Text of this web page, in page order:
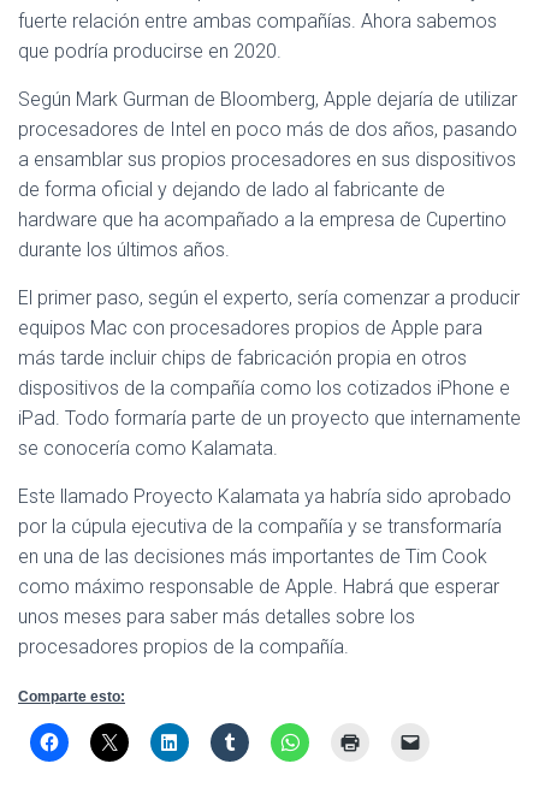
N
fuerte relación entre ambas compañías. Ahora sabemos
que podría producirse en 2020.
Según Mark Gurman de Bloomberg, Apple dejaría de utilizar
procesadores de Intel en poco más de dos años, pasando
a ensamblar sus propios procesadores en sus dispositivos
de forma oficial y dejando de lado al fabricante de
hardware que ha acompañado a la empresa de Cupertino
durante los últimos años.
El primer paso, según el experto, sería comenzar a producir
equipos Mac con procesadores propios de Apple para
más tarde incluir chips de fabricación propia en otros
dispositivos de la compañía como los cotizados iPhone e
iPad. Todo formaría parte de un proyecto que internamente
se conocería como Kalamata.
Este llamado Proyecto Kalamata ya habría sido aprobado
por la cúpula ejecutiva de la compañía y se transformaría
en una de las decisiones más importantes de Tim Cook
como máximo responsable de Apple. Habrá que esperar
unos meses para saber más detalles sobre los
procesadores propios de la compañía.
Comparte esto: